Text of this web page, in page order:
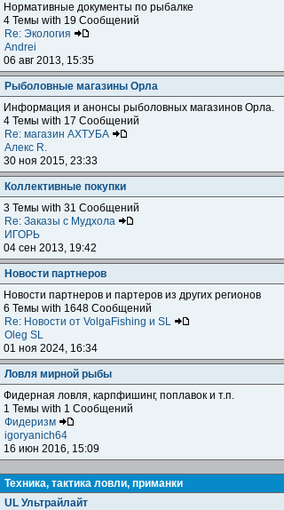
Нормативные документы по рыбалке
4 Темы with 19 Сообщений
Re: Экология
Andrei
06 авг 2013, 15:35
Рыболовные магазины Орла
Информация и анонсы рыболовных магазинов Орла.
4 Темы with 17 Сообщений
Re: магазин АХТУБА
Алекс R.
30 ноя 2015, 23:33
Коллективные покупки
3 Темы with 31 Сообщений
Re: Заказы с Мудхола
ИГОРЬ
04 сен 2013, 19:42
Новости партнеров
Новости партнеров и партеров из других регионов
6 Темы with 1648 Сообщений
Re: Новости от VolgaFishing и SL
Oleg SL
01 ноя 2024, 16:34
Ловля мирной рыбы
Фидерная ловля, карпфишинг, поплавок и т.п.
1 Темы with 1 Сообщений
Фидеризм
igoryanich64
16 июн 2016, 15:09
Техника, тактика ловли, приманки
UL Ультрайлайт